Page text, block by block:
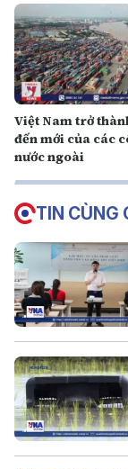
Việt Nam trở
đến mới của các
nước ngoài
TIN CÙNG